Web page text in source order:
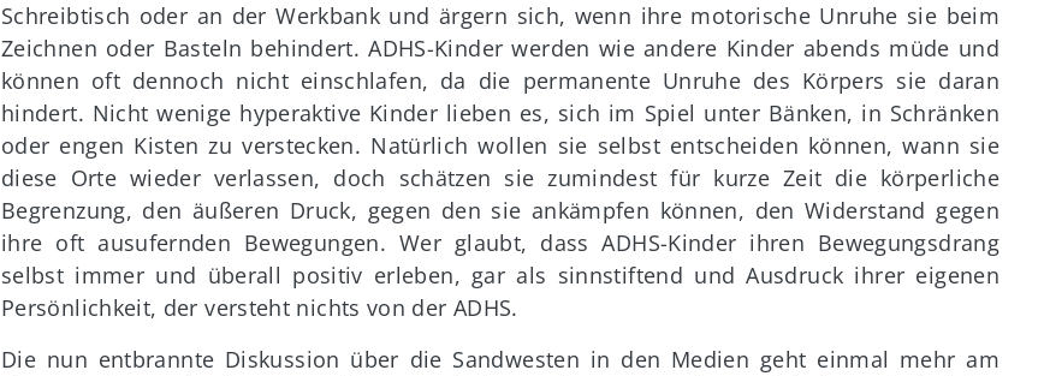
Schreibtisch oder an der Werkbank und ärgern sich, wenn ihre motorische Unruhe sie beim
Zeichnen oder Basteln behindert. ADHS-Kinder werden wie andere Kinder abends müde und
können oft dennoch nicht einschlafen, da die permanente Unruhe des Körpers sie daran
hindert. Nicht wenige hyperaktive Kinder lieben es, sich im Spiel unter Bänken, in Schränken
oder engen Kisten zu verstecken. Natürlich wollen sie selbst entscheiden können, wann sie
diese Orte wieder verlassen, doch schätzen sie zumindest für kurze Zeit die körperliche
Begrenzung, den äußeren Druck, gegen den sie ankämpfen können, den Widerstand gegen
ihre oft ausufernden Bewegungen. Wer glaubt, dass ADHS-Kinder ihren Bewegungsdrang
selbst immer und überall positiv erleben, gar als sinnstiftend und Ausdruck ihrer eigenen
Persönlichkeit, der versteht nichts von der ADHS.
Die nun entbrannte Diskussion über die Sandwesten in den Medien geht einmal mehr am